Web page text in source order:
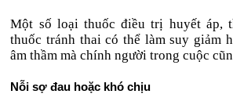
Một số loại thuốc điều trị huyết áp,
thuốc tránh thai có thể làm suy giảm
âm thầm mà chính người trong cuộc
Nỗi sợ đau hoặc khó chịu